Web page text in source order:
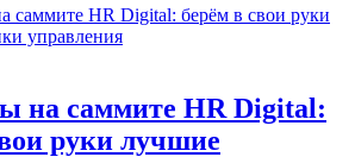
на саммите HR Digital:
руки лучшие